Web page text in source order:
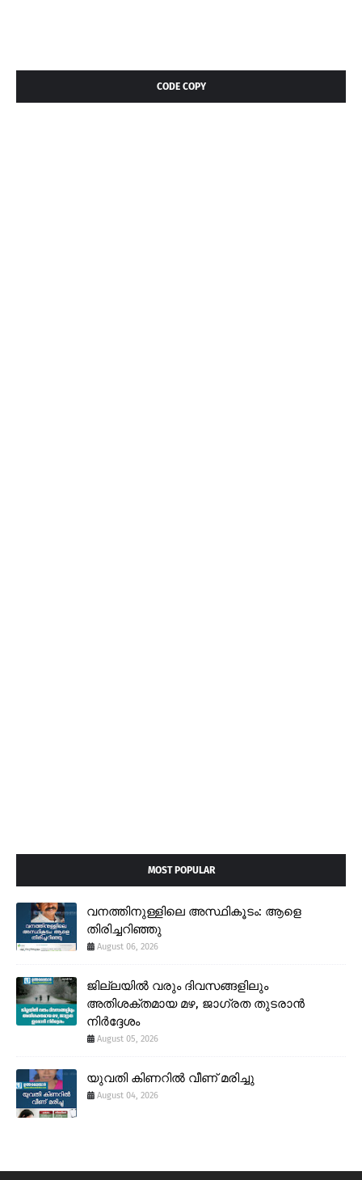
CODE COPY
MOST POPULAR
വനത്തിനുള്ളിലെ അസ്ഥികൂടം: ആളെ
തിരിച്ചറിഞ്ഞു
August 06, 2026
ജില്ലയിൽ വരും ദിവസങ്ങളിലും
അതിശക്തമായ മഴ, ജാഗ്രത തുടരാൻ
നിർദ്ദേശം
August 05, 2026
യുവതി കിണറിൽ വീണ് മരിച്ചു
August 04, 2026